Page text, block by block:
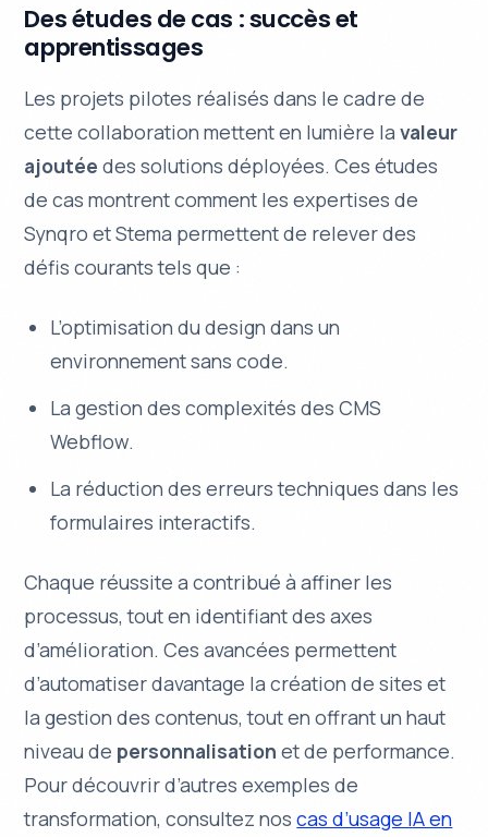
Des études de cas : succès et
apprentissages
Les projets pilotes réalisés dans le cadre de
cette collaboration mettent en lumière lavaleur
ajoutée des solutions déployées. Ces études
de cas montrent comment les expertises de
Synqro et Stema permettent de relever des
défis courants tels que :
L’optimisation du design dans un
environnement sans code.
La gestion des complexités des CMS
Webflow.
La réduction des erreurs techniques dans les
formulaires interactifs.
Chaque réussite a contribué àaffiner les
processus, tout en identifiant des axes
d’amélioration. Ces avancées permettent
d’automatiser davantage la création de sites et
la gestion des contenus, tout en offrant un haut
niveau de personnalisation et de performance.
Pour découvrir d’autres exemples de
transformation, consultez noscas d’usage IA en